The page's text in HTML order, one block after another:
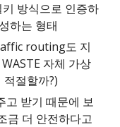
방식으로 인증하
하는 형태
routing도 지
자체 가상
절할까?)
고 받기 때문에 보
금 더 안전하다고